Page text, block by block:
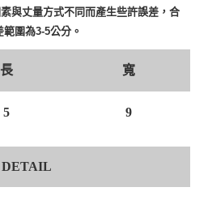
與丈量方式不同而產生些許誤差，合
範圍為3-5公分。
長 寬
5 9
DETAIL